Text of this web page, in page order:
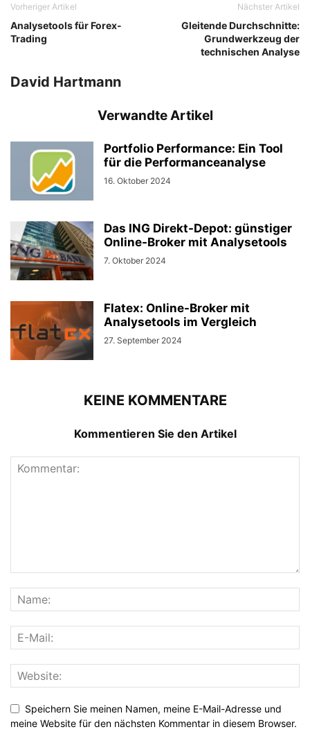
Vorheriger Artikel
Analysetools für Forex-
Trading
Nächster Artikel
Gleitende Durchschnitte:
Grundwerkzeug der
technischen Analyse
David Hartmann
Verwandte Artikel
Portfolio Performance: Ein Tool
für die Performanceanalyse
16. Oktober 2024
Das ING Direkt-Depot: günstiger
Online-Broker mit Analysetools
7. Oktober 2024
Flatex: Online-Broker mit
Analysetools im Vergleich
27. September 2024
KEINE KOMMENTARE
Kommentieren Sie den Artikel
Speichern Sie meinen Namen, meine E-Mail-Adresse und
meine Website für den nächsten Kommentar in diesem Browser.